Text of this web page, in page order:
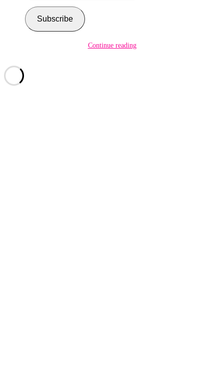
Subscribe
Continue reading